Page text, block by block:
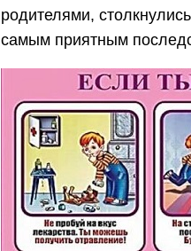
родителями,
самым приятным